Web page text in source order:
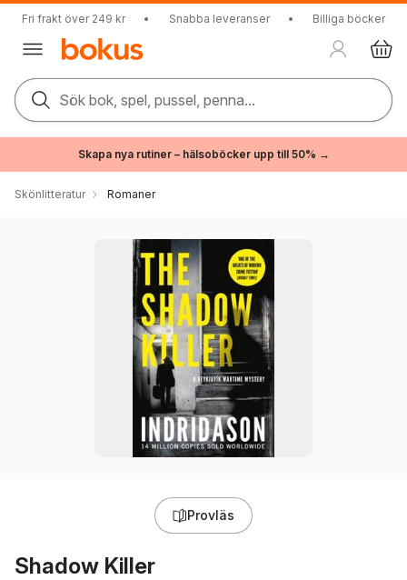
Fri frakt över 249 kr • Snabba leveranser • Billiga böcker
Sök bok, spel, pussel, penna...
Skapa nya rutiner – hälsoböcker upp till 50% →
Skönlitteratur Romaner
Provläs
Shadow Killer